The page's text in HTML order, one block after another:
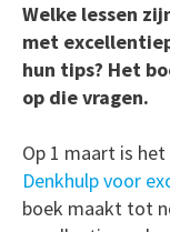
Welke lessen
met
hun tips? Het
op die vragen.
Op 1 maart is het
Denkhulp voor
boek maakt tot